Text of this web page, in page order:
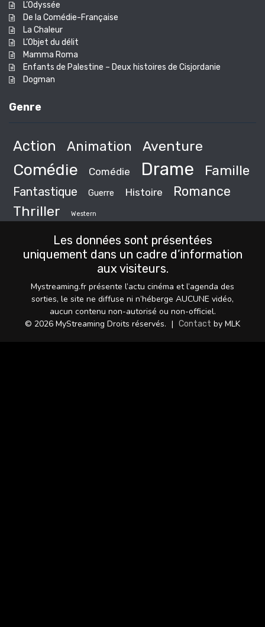
L’Odyssée
De la Comédie-Française
La Chaleur
L’Objet du délit
Mamma Roma
Enfants de Palestine – Deux histoires de Cisjordanie
Dogman
Genre
Action Animation Aventure
Comédie Comédie Drame Famille
Fantastique Guerre Histoire Romance
Thriller Western
Les données sont présentées
uniquement dans un cadre d’information
aux visiteurs.
Mystreaming.fr présente l’actu cinéma et l’agenda des
sorties, le site ne diffuse ni n’héberge AUCUNE vidéo,
aucun contenu non-autorisé ou non-officiel.
© 2026 MyStreaming Droits réservés. | Contact by MLK